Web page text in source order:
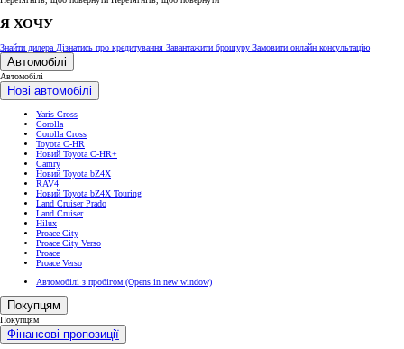
Я ХОЧУ
Знайти дилераДізнатись про кредитування Завантажити брошуру Замовити онлайн консультацію
Автомобілі
Автомобілі
Нові автомобілі
Yaris Cross
Corolla
Corolla Cross
Toyota C-HR
Новий Toyota C-HR+
Camry
Новий Toyota bZ4X
RAV4
Новий Toyota bZ4X Touring
Land Cruiser Prado
Land Cruiser
Hilux
Proace City
Proace City Verso
Proace
Proace Verso
Автомобілі з пробігом (Opens in new window)
Покупцям
Покупцям
Фінансові пропозиції